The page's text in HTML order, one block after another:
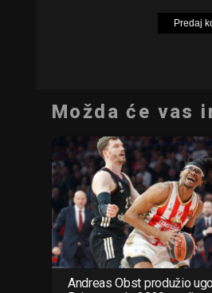
Možda će vas
Andreas Obst produžio